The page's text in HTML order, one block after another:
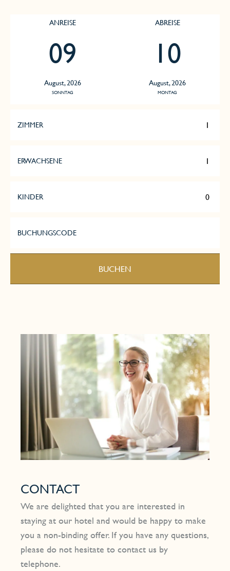
ANREISE
09
August, 2026
SONNTAG
ABREISE
10
August, 2026
MONTAG
ZIMMER
ERWACHSENE
KINDER
BUCHUNGSCODE
BUCHEN
CONTACT
We are delighted that you are interested in
staying at our hotel and would be happy to make
you a non-binding offer. If you have any questions,
please do not hesitate to contact us by
telephone.